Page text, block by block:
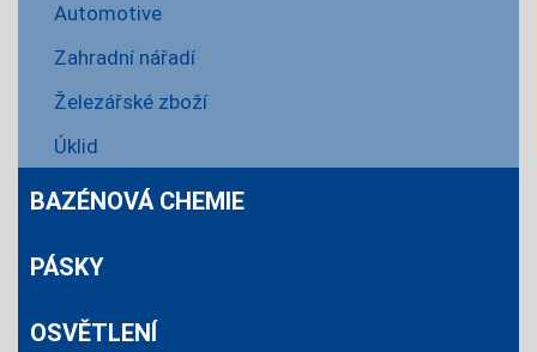
Automotive
Zahradní nářadí
Železářské zboží
Úklid
BAZÉNOVÁ CHEMIE
PÁSKY
OSVĚTLENÍ